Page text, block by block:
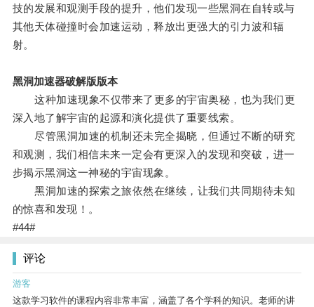
技的发展和观测手段的提升，他们发现一些黑洞在自转或与
其他天体碰撞时会加速运动，释放出更强大的引力波和辐
射。
黑洞加速器破解版版本
这种加速现象不仅带来了更多的宇宙奥秘，也为我们更
深入地了解宇宙的起源和演化提供了重要线索。
尽管黑洞加速的机制还未完全揭晓，但通过不断的研究
和观测，我们相信未来一定会有更深入的发现和突破，进一
步揭示黑洞这一神秘的宇宙现象。
黑洞加速的探索之旅依然在继续，让我们共同期待未知
的惊喜和发现！。
#44#
评论
游客
这款学习软件的课程内容非常丰富，涵盖了各个学科的知识。老师的讲